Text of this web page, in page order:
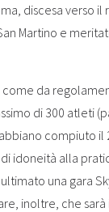
discesa verso il
Martino e
come da
di 300 atleti
compiuto il
idoneità alla
una gara
inoltre, che